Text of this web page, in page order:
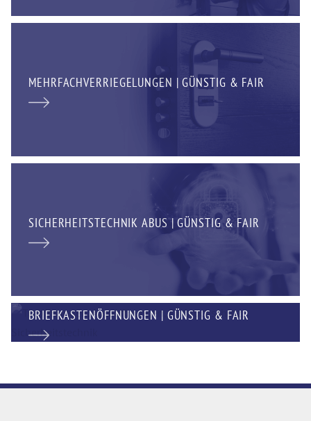
MEHRFACHVERRIEGELUNGEN | GÜNSTIG & FAIR
SICHERHEITSTECHNIK ABUS | GÜNSTIG & FAIR
BRIEFKASTENÖFFNUNGEN | GÜNSTIG & FAIR